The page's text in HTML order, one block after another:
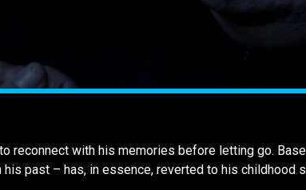
reconnect with his memories before letting go.
past – has, in essence, reverted to his